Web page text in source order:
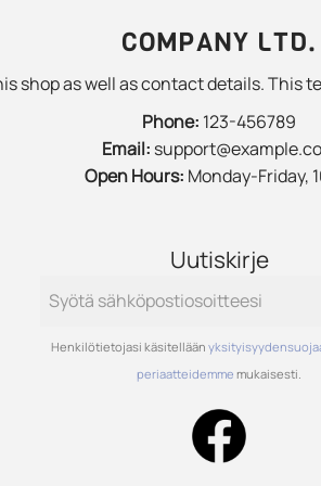
COMPANY LTD.
shop as well as contact details. This
Phone: 123-456789
Email:
Open Hours: Monday-Friday,
Uutiskirje
Henkilötietojasi käsitellään
periaatteidemme mukaisesti.